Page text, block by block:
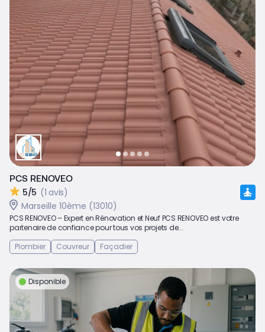
PCS RENOVEO
5/5 (1 avis)
Marseille 10ème (13010)
PCS RENOVEO – Expert en Rénovation et Neuf PCS RENOVEO est votre
partenaire de confiance pour tous vos projets de...
Plombier
Couvreur Façadier
Disponible